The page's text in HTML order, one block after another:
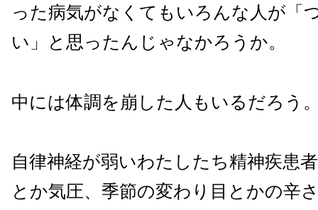
った病気がなくてもいろんな人が「
い」と思ったんじゃなかろうか。
中には体調を崩した人もいるだろう
自律神経が弱いわたしたち精神疾患
とか気圧、季節の変わり目とかの辛